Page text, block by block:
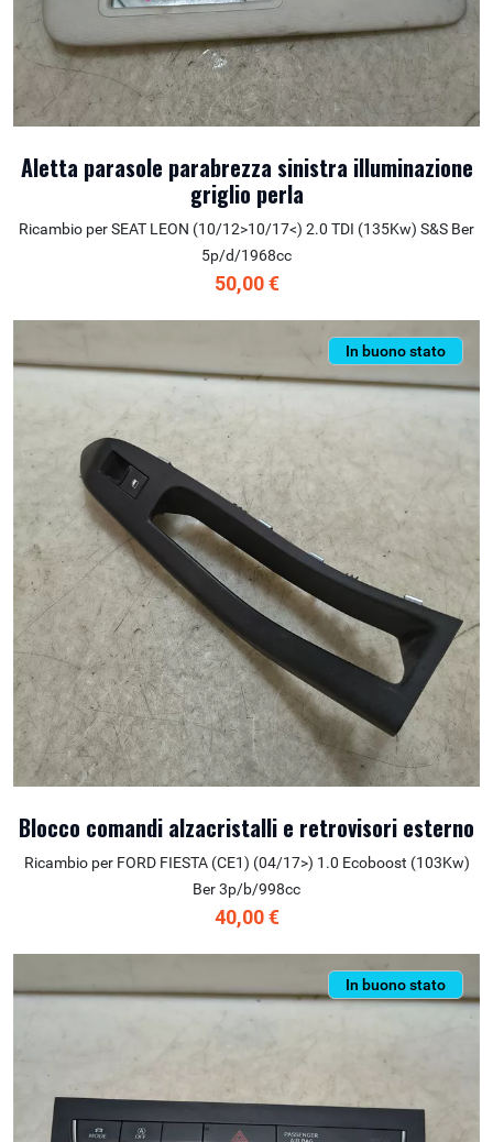
Aletta parasole parabrezza sinistra illuminazione
griglio perla
Ricambio per SEAT LEON (10/12>10/17<) 2.0 TDI (135Kw) S&S Ber
5p/d/1968cc
50,00 €
In buono stato
Blocco comandi alzacristalli e retrovisori esterno
Ricambio per FORD FIESTA (CE1) (04/17>) 1.0 Ecoboost (103Kw)
Ber 3p/b/998cc
40,00 €
In buono stato